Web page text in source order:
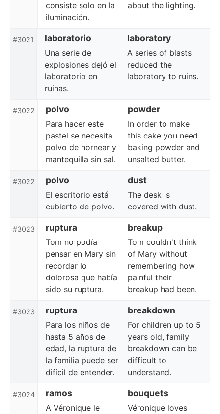
consiste solo en la
iluminación.
about the lighting.
#3021 laboratorio laboratory
Una serie de
explosiones dejó el
laboratorio en
ruinas.
A series of blasts
reduced the
laboratory to ruins.
#3022 polvo powder
Para hacer este
pastel se necesita
polvo de hornear y
mantequilla sin sal.
In order to make
this cake you need
baking powder and
unsalted butter.
#3022 polvo dust
El escritorio está
cubierto de polvo.
The desk is
covered with dust.
#3023 ruptura breakup
Tom no podía
pensar en Mary sin
recordar lo
dolorosa que había
sido su ruptura.
Tom couldn't think
of Mary without
remembering how
painful their
breakup had been.
#3023 ruptura breakdown
Para los niños de
hasta 5 años de
edad, la ruptura de
la familia puede ser
difícil de entender.
For children up to 5
years old, family
breakdown can be
difficult to
understand.
#3024 ramos bouquets
A Véronique le
Véronique loves